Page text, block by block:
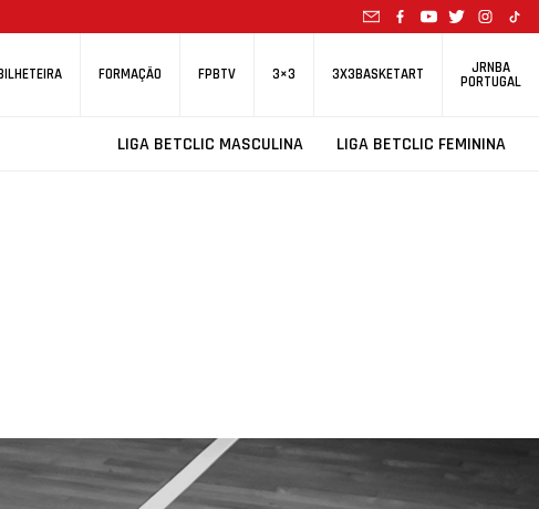
FORMAÇÃO FPBTV 3×3 3X3BASKETART JRNBA
PORTUGAL
LIGA BETCLIC MASCULINA LIGA BETCLIC FEMININA